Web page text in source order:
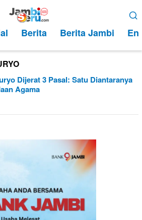
Berita Berita Jambi
Dijerat 3 Pasal: Satu Diantaranya
Agama